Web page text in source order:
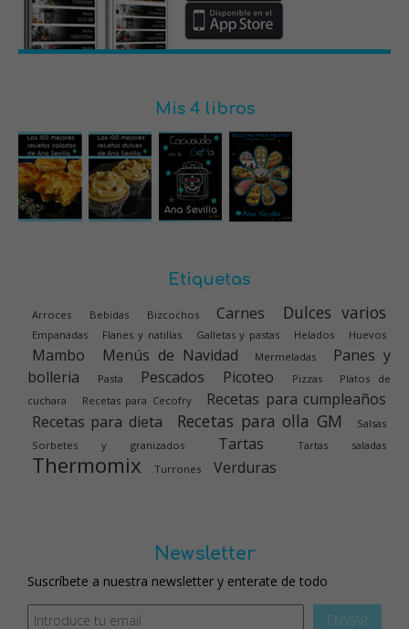
Mis 4 libros
Etiquetas
Arroces Bebidas Bizcochos Carnes Dulces varios
Empanadas Flanes y natillas Galletas y pastas Helados Huevos
Mambo Menús de Navidad Mermeladas
Panes y
bolleria
Pasta Pescados Picoteo Pizzas
Platos de
cuchara
Recetas para Cecofry
Recetas para cumpleaños
Recetas para dieta
Recetas para olla GM
Salsas
Sorbetes y granizados
Tartas Tartas saladas
Thermomix Turrones Verduras
Newsletter
Suscríbete a nuestra newsletter y enterate de todo
ENVIAR